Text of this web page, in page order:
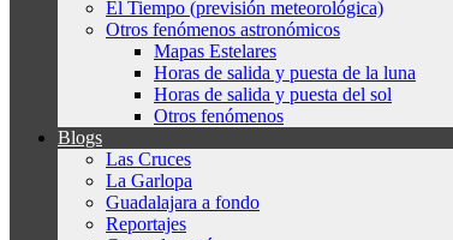
El Tiempo (previsión meteorológica)
Otros fenómenos astronómicos
Mapas Estelares
Horas de salida y puesta de la luna
Horas de salida y puesta del sol
Otros fenómenos
Blogs
Las Cruces
La Garlopa
Guadalajara a fondo
Reportajes